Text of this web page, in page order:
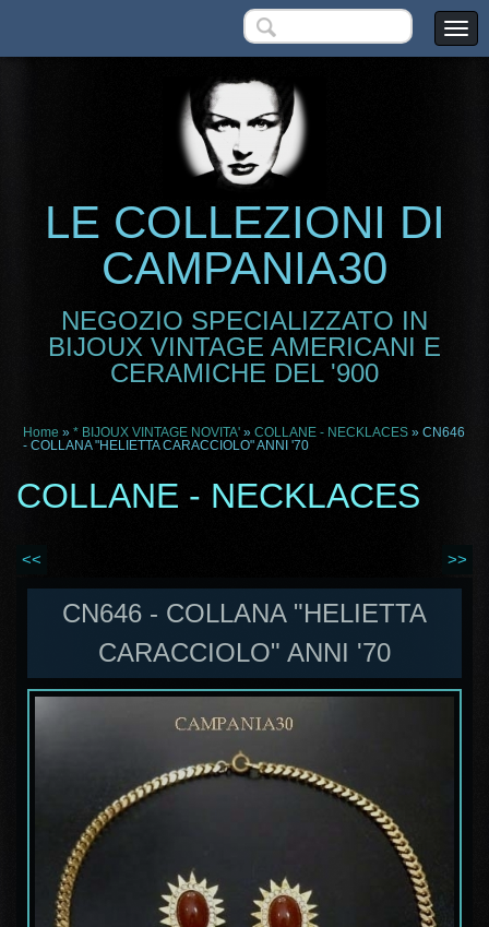
LE COLLEZIONI DI
CAMPANIA30
NEGOZIO SPECIALIZZATO IN
BIJOUX VINTAGE AMERICANI E
CERAMICHE DEL '900
Home » * BIJOUX VINTAGE NOVITA' » COLLANE - NECKLACES » CN646
- COLLANA "HELIETTA CARACCIOLO" ANNI '70
COLLANE - NECKLACES
<< >>
CN646 - COLLANA "HELIETTA
CARACCIOLO" ANNI '70